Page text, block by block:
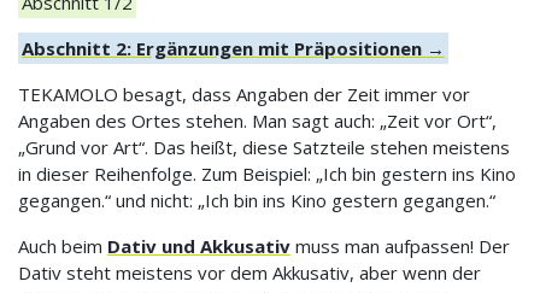
Abschnitt 2: Ergänzungen mit Präpositionen →
TEKAMOLO besagt, dass Angaben der Zeit immer vor
Angaben des Ortes stehen. Man sagt auch: „Zeit vor Ort“,
„Grund vor Art“. Das heißt, diese Satzteile stehen meistens
in dieser Reihenfolge. Zum Beispiel: „Ich bin gestern ins Kino
gegangen.“ und nicht: „Ich bin ins Kino gestern gegangen.“
Auch beim Dativ und Akkusativ muss man aufpassen! Der
Dativ steht meistens vor dem Akkusativ, aber wenn der